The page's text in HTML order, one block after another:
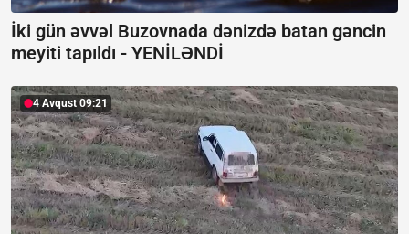
İki gün əvvəl Buzovnada dənizdə batan gəncin
meyiti tapıldı - YENİLƏNDİ
4 Avqust 09:21